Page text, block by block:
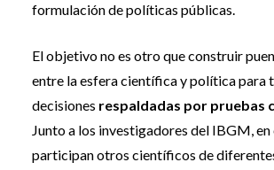
formulación de políticas públicas.
El objetivo no es otro que construir
entre la esfera científica y política para
decisiones respaldadas por pruebas
Junto a los investigadores del IBGM,
participan otros científicos de